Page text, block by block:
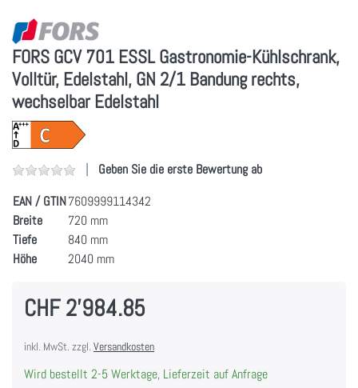
FORS GCV 701 ESSL Gastronomie-Kühlschrank,
Volltür, Edelstahl, GN 2/1 Bandung rechts,
wechselbar Edelstahl
Geben Sie die erste Bewertung ab
EAN / GTIN7609999114342
Breite
720 mm
Tiefe
840 mm
Höhe
2040 mm
CHF 2'984.85
inkl. MwSt. zzgl. Versandkosten
Wird bestellt 2-5 Werktage, Lieferzeit auf Anfrage